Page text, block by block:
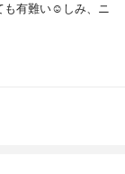
も有難い☺️しみ、ニ